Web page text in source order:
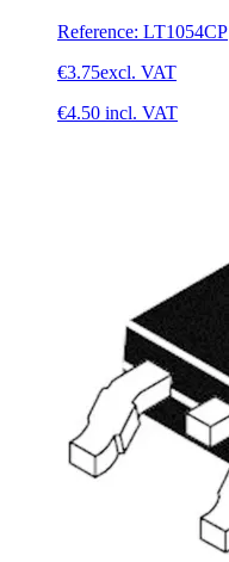
Reference: LT1054CP
€3.75excl. VAT
€4.50 incl. VAT